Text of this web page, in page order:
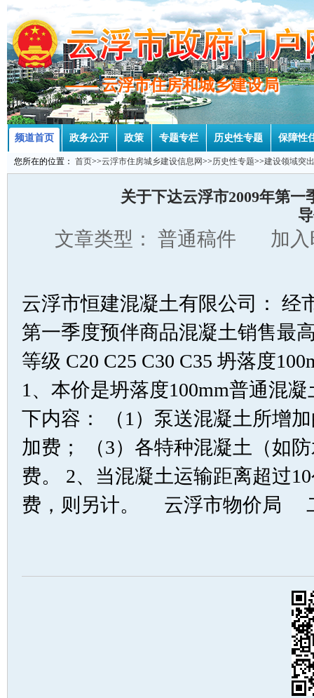
—— 云浮市住房和城乡建设局
—— 云浮市住房和城乡建设局
频道首页 政务公开 政策 专题专栏 历史性专题 保障性
您所在的位置： 首页>>云浮市住房城乡建设信息网>>历史性专题>>建设领域突
关于下达云浮市2009年第
文章类型： 普通稿件 加入
云浮市恒建混凝土有限公司： 经
第一季度预伴商品混凝土销售最
等级 C20 C25 C30 C35 坍落度
1、本价是坍落度100mm普通混
下内容： （1）泵送混凝土所增
加费； （3）各特种混凝土（如
费。 2、当混凝土运输距离超过
费，则另计。 云浮市物价局